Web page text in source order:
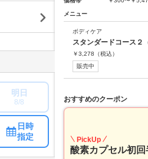
メニュー
ボディケア
スタンダードコース２
￥3,278 （税込）
販売中
おすすめのクーポン
PickUp
酸素カプセル初回
明日
8/8
日時
指定